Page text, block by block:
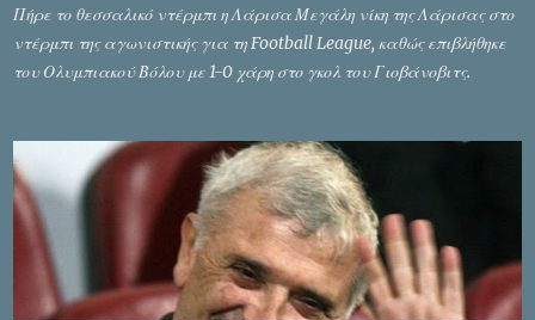
Πήρε το θεσσαλικό ντέρμπι η Λάρισα Μεγάλη νίκη της Λάρισας στο
ντέρμπι της αγωνιστικής για τη Football League, καθώς επιβλήθηκε
του Ολυμπιακού Βόλου με 1-0 χάρη στο γκολ του Γιοβάνοβιτς.